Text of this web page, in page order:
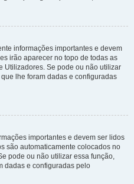
informações importantes e devem
irão aparecer no topo de todas as
Utilizadores. Se pode ou não utilizar
lhe foram dadas e configuradas
importantes e devem ser lidos
são automaticamente colocados no
pode ou não utilizar essa função,
dadas e configuradas pelo